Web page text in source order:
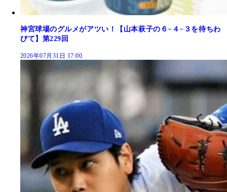
神宮球場のグルメがアツい！【山本萩子の６−４−３を待ちわ
びて】第229回
2026年07月31日 17:00